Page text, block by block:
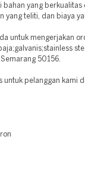
bahan yang berkualitas
yang teliti, dan biaya
untuk mengerjakan
50156.
untuk pelanggan kami